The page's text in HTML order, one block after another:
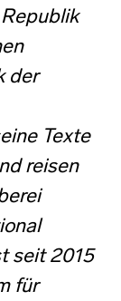
der
Texte
reisen
seit 2015
für